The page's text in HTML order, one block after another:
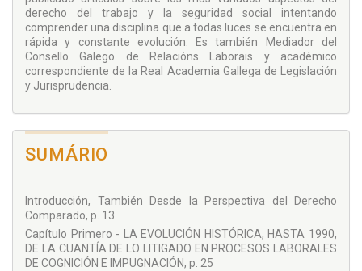
esenciales para el ejercicio de la tutela judicial efectiva en
nuestros juzgados y tribunales del orden social. Confío que
les resulte de lectura amena y útil en su profesión.
derecho del trabajo y la seguridad social intentando
comprender una disciplina que a todas luces se encuentra en
rápida y constante evolución. Es también Mediador del
Consello Galego de Relacións Laborais y académico
correspondiente de la Real Academia Gallega de Legislación
y Jurisprudencia.
SUMÁRIO
Introducción, También Desde la Perspectiva del Derecho
Comparado, p. 13
Capítulo Primero - LA EVOLUCIÓN HISTÓRICA, HASTA 1990,
DE LA CUANTÍA DE LO LITIGADO EN PROCESOS LABORALES
DE COGNICIÓN E IMPUGNACIÓN, p. 25